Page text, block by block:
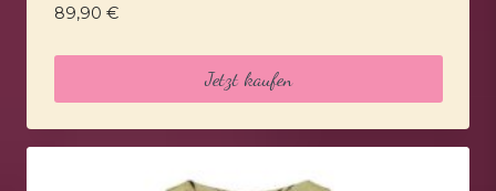
89,90 €
Jetzt kaufen